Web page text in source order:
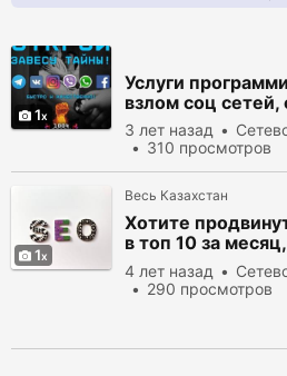
1
Услуги
взлом соц сетей,
3 лет назад
310 просмотров
1
Весь Казахстан
Хотите
в топ 10 за
технологии SEO ?
4 лет назад
290 просмотров